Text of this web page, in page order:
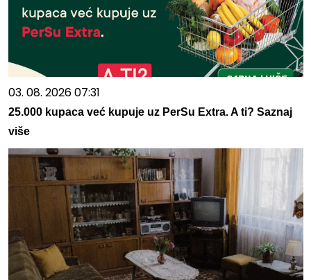
03. 08. 2026 07:31
25.000 kupaca već kupuje uz PerSu Extra. A ti? Saznaj
više